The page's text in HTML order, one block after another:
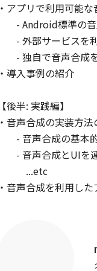
EN
40
Privacy First
Machine
HelloFillip
その他
・アプリで利用可能
- Android標準の音
- 外部サービスを利
- 独自で音声合成
・導入事例の紹介
【後半: 実践編】
・音声合成の実装方
- 音声合成の基本
- 音声合成とUIを
...etc